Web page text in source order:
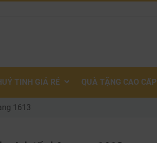
1613
TINH GIÁ RẺ QUÀ TẶNG CAO CẤP